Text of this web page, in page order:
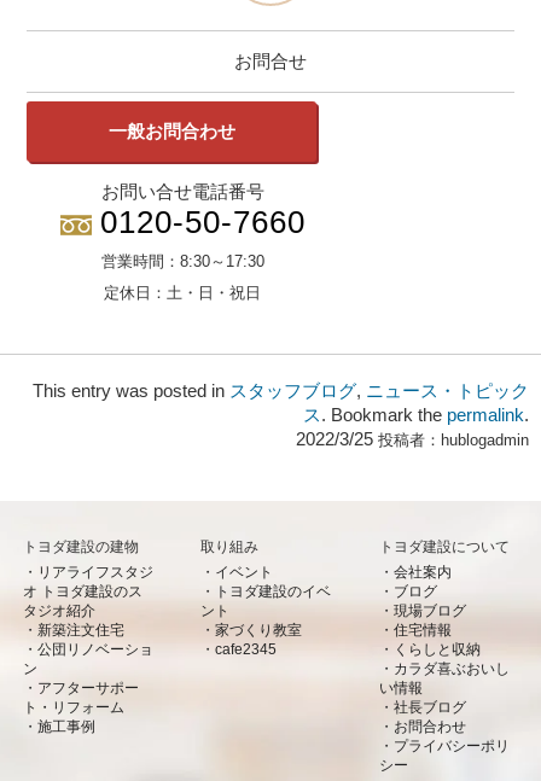
お問合せ
一般お問合わせ
お問い合せ電話番号
0120-50-7660
営業時間： 8:30～17:30
定休日： 土・日・祝日
This entry was posted in スタッフブログ, ニュース・トピック
ス. Bookmark the permalink.
2022/3/25 投稿者： hublogadmin
トヨダ建設の建物
リアライフスタジ
オ トヨダ建設のス
タジオ紹介
新築注文住宅
公団リノベーショ
ン
アフターサポー
ト・リフォーム
施工事例
取り組み
イベント
トヨダ建設のイベ
ント
家づくり教室
cafe2345
トヨダ建設について
会社案内
ブログ
現場ブログ
住宅情報
くらしと収納
カラダ喜ぶおいし
い情報
社長ブログ
お問合わせ
プライバシーポリ
シー